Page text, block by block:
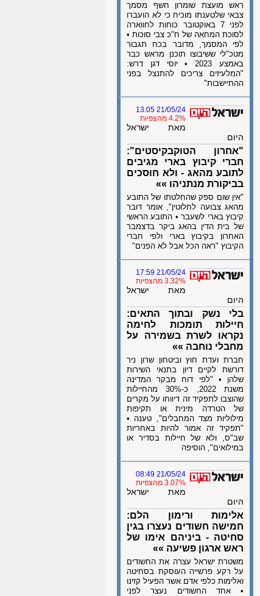
ראש מועצת שומרון חשף מסמך
צבאי שלטענתו מוכיח כי לא הועברו
לפני 7 באוקטובר כוחות לחווארה
לסוכת המחאה של ח"כ צבי סוכות •
לפי המסמך, מדובר בכח תגבור
מטכ"לי ששיבוצו תוכנן מראש כבר
באמצע 2023 • יוסי דגן דרש:
"המלעיזים צריכים להתנצל בפני
ההתיישבות"
21/05/24 13:05
4.2% מהצפיות
מאת ישראל
היום
"אחרון הטוקבקיסטים":
חברי קיבוץ בארי מגיבים
לתובע מהאג - ולא חוסכים
בביקורת מנתניהו »»
"אין שום ספק שהחלטתו של התובע
מהאג צבועה לחלוטין", אומר דובר
קיבוץ בארי לשעבר • התובע הראשי
של בית הדין בהאג ביקר בדצמבר
האחרון בקיבוץ בארי ולפי חברי
הקיבוץ "ראה הכל אבל לא הפנים"
21/05/24 17:59
3.32% מהצפיות
מאת ישראל
היום
בלי נשק ובתוך התאים:
חיילות תומכות לחימה
נקראו לשרת בשמירה על
מחבלי נוחבה »»
חברת ועדת חוץ וביטחון שרון ניר
דורשת לקיים דיון בתנאי השירות
שלהן • "לפי דוח מבקר המדינה
משנת 2022, כ-30% מהחיילות
שהוצבו לתפקיד זה דיווחו על מקרים
של הטרדה מינית או תקיפות
מילוליות מצד המחבלים", טענה •
"תפקיד זה אמור להיות באחריות
שב"ס, ולא של חיילות בסדיר או
במילואים", הוסיפה
21/05/24 08:49
3.07% מהצפיות
מאת ישראל
היום
אלימות ורימון הלם:
חמישה חשודים נעצרו בגין
סחיטה - ביניהם אימו של
ראש ארגון פשיעה »»
משטרת ישראל עצרה את החשודים
על רקע פרשייה העוסקת בסחיטה
ואלימות כלפי אדם אשר הפעיל קזינו
• אחד החשודים נעצר לפני